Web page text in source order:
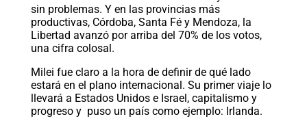
sin problemas. Y en las provincias más
productivas, Córdoba, Santa Fé y Mendoza, la
Libertad avanzó por arriba del 70% de los votos,
una cifra colosal.
Milei fue claro a la hora de definir de qué lado
estará en el plano internacional. Su primer viaje lo
llevará a Estados Unidos e Israel, capitalismo y
progreso y puso un país como ejemplo: Irlanda.